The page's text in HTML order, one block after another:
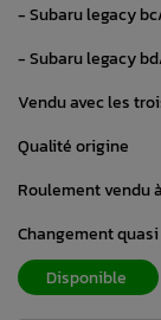
- Subaru legacy
- Subaru legacy
Vendu avec les
Qualité origine
Roulement vendu
Changement
Disponible